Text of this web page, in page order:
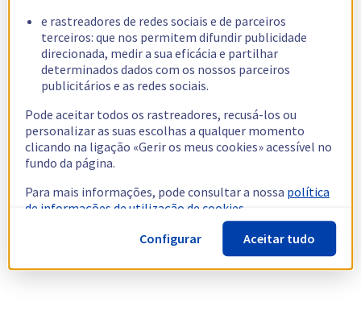
e rastreadores de redes sociais e de parceiros
terceiros: que nos permitem difundir publicidade
direcionada, medir a sua eficácia e partilhar
determinados dados com os nossos parceiros
publicitários e as redes sociais.
Pode aceitar todos os rastreadores, recusá-los ou
personalizar as suas escolhas a qualquer momento
clicando na ligação «Gerir os meus cookies» acessível no
fundo da página.
Para mais informações, pode consultar a nossa política
de informações de utilização de cookies.
Configurar
Aceitar tudo